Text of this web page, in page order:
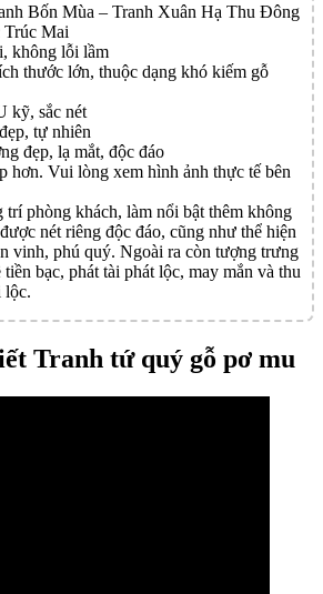
Bốn Mùa – Tranh Xuân Hạ Thu Đông
Trúc Mai
không lỗi lầm
thước lớn, thuộc dạng khó kiếm gỗ
kỹ, sắc nét
tự nhiên
đẹp, lạ mắt, độc đáo
hơn. Vui lòng xem hình ảnh thực tế bên
trí phòng khách, làm nổi bật thêm không
nét riêng độc đáo, cũng như thể hiện
vinh, phú quý. Ngoài ra còn tượng trưng
bạc, phát tài phát lộc, may mắn và thu
lộc.
Tranh tứ quý gỗ pơ mu